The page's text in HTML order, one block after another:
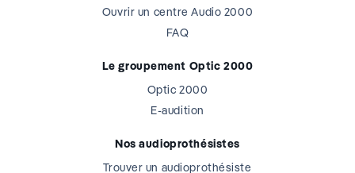
Ouvrir un centre Audio 2000
FAQ
Le groupement Optic 2000
Optic 2000
E-audition
Nos audioprothésistes
Trouver un audioprothésiste